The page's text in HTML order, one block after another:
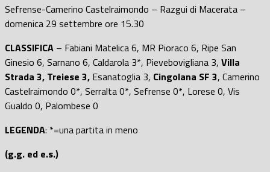
Sefrense-Camerino Castelraimondo – Razgui di Macerata –
domenica 29 settembre ore 15.30
CLASSIFICA – Fabiani Matelica 6, MR Pioraco 6, Ripe San
Ginesio 6, Sarnano 6, Caldarola 3*, Pievebovigliana 3, Villa
Strada 3, Treiese 3, Esanatoglia 3, Cingolana SF 3, Camerino
Castelraimondo 0*, Serralta 0*, Sefrense 0*, Lorese 0, Vis
Gualdo 0, Palombese 0
LEGENDA: *=una partita in meno
(g.g. ed e.s.)